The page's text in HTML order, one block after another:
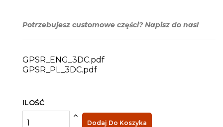
Potrzebujesz customowe części? Napisz do nas!
GPSR_ENG_3DC.pdf
GPSR_PL_3DC.pdf
ILOŚĆ
Dodaj Do Koszyka